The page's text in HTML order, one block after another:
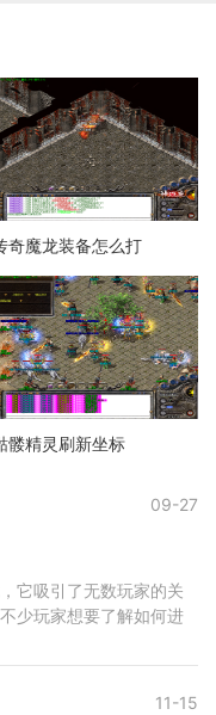
奇魔龙装备怎么打
髅精灵刷新坐标
09-27
它吸引了无数玩家的关
少玩家想要了解如何进
11-15